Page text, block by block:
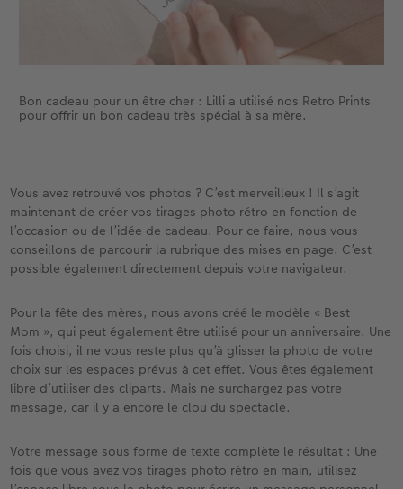
Bon cadeau pour un être cher : Lilli a utilisé nos Retro Prints
pour offrir un bon cadeau très spécial à sa mère.
Vous avez retrouvé vos photos ? C’est merveilleux ! Il s’agit
maintenant de créer vos tirages photo rétro en fonction de
l’occasion ou de l’idée de cadeau. Pour ce faire, nous vous
conseillons de parcourir la rubrique des mises en page. C’est
possible également directement depuis votre navigateur.
Pour la fête des mères, nous avons créé le modèle « Best
Mom », qui peut également être utilisé pour un anniversaire. Une
fois choisi, il ne vous reste plus qu’à glisser la photo de votre
choix sur les espaces prévus à cet effet. Vous êtes également
libre d’utiliser des cliparts. Mais ne surchargez pas votre
message, car il y a encore le clou du spectacle.
Votre message sous forme de texte complète le résultat : Une
fois que vous avez vos tirages photo rétro en main, utilisez